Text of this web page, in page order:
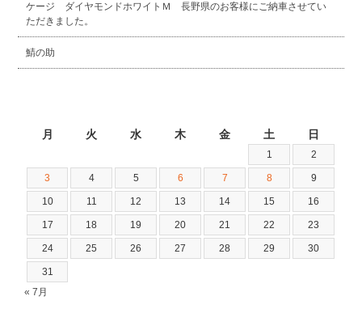
ケージ ダイヤモンドホワイトＭ 長野県のお客様にご納車させてい
ただきました。
鯖の助
月 火 水 木 金 土 日
1 2
3 4 5 6 7 8 9
10 11 12 13 14 15 16
17 18 19 20 21 22 23
24 25 26 27 28 29 30
31
« 7月